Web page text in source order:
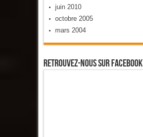
juin 2010
octobre 2005
mars 2004
Retrouvez-Nous Sur Facebook